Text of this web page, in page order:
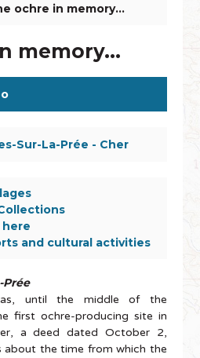
ochre in memory...
memory...
Sur-La-Prée - Cher
and cultural activities
Prée
until the middle of the
first ochre-producing site in
a deed dated October 2,
about the time from which the